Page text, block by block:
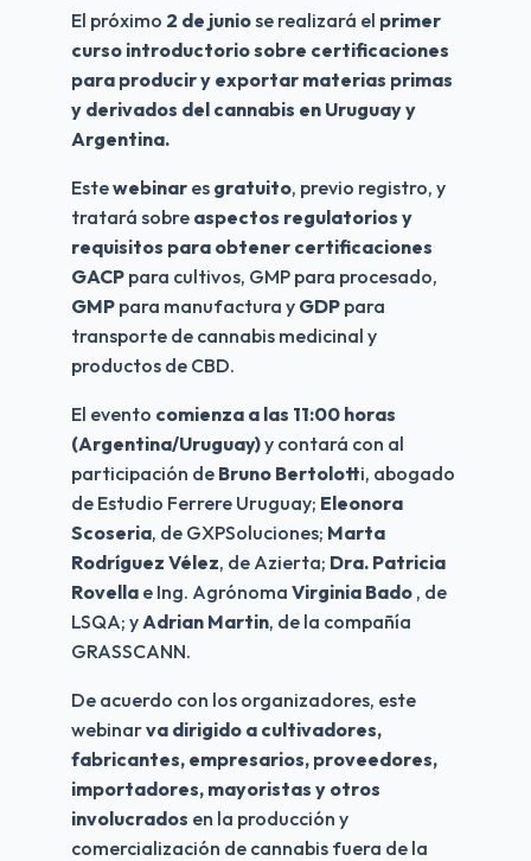
El próximo 2 de junio se realizará el primer
curso introductorio sobre certificaciones
para producir y exportar materias primas
y derivados del cannabis en Uruguay y
Argentina.
Este webinar es gratuito, previo registro, y
tratará sobre aspectos regulatorios y
requisitos para obtener certificaciones
GACP
GMP para manufactura y GDP para
transporte de cannabis medicinal y
productos de CBD.
El evento comienza a las 11:00 horas
(Argentina/Uruguay) y contará con al
participación de Bruno Bertolotti, abogado
de Estudio Ferrere Uruguay; Eleonora
Scoseria, de GXPSoluciones; Marta
Rodríguez Vélez, de Azierta; Dra. Patricia
Rovella e Ing. Agrónoma Virginia Bado , de
LSQA; y Adrian Martin, de la compañía
GRASSCANN.
De acuerdo con los organizadores, este
webinar va dirigido a cultivadores,
fabricantes, empresarios, proveedores,
importadores, mayoristas y otros
involucrados en la producción y
comercialización de cannabis fuera de la